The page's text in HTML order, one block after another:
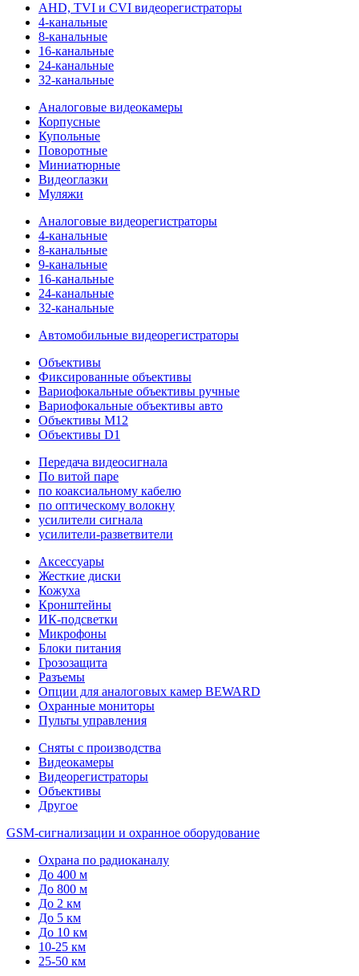
AHD, TVI и CVI видеорегистраторы
4-канальные
8-канальные
16-канальные
24-канальные
32-канальные
Аналоговые видеокамеры
Корпусные
Купольные
Поворотные
Миниатюрные
Видеоглазки
Муляжи
Аналоговые видеорегистраторы
4-канальные
8-канальные
9-канальные
16-канальные
24-канальные
32-канальные
Автомобильные видеорегистраторы
Объективы
Фиксированные объективы
Вариофокальные объективы ручные
Вариофокальные объективы авто
Объективы M12
Объективы D1
Передача видеосигнала
По витой паре
по коаксиальному кабелю
по оптическому волокну
усилители сигнала
усилители-разветвители
Аксессуары
Жесткие диски
Кожуха
Кронштейны
ИК-подсветки
Микрофоны
Блоки питания
Грозозащита
Разъемы
Опции для аналоговых камер BEWARD
Охранные мониторы
Пульты управления
Сняты с производства
Видеокамеры
Видеорегистраторы
Объективы
Другое
GSM-сигнализации и охранное оборудование
Охрана по радиоканалу
До 400 м
До 800 м
До 2 км
До 5 км
До 10 км
10-25 км
25-50 км